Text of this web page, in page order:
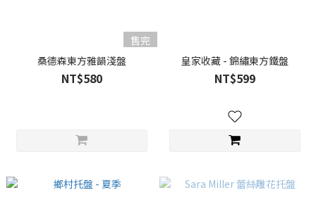
售完
桑德森東方雅韻淺盤
NT$580
皇家收藏 - 錦繡東方鐵盤
NT$599